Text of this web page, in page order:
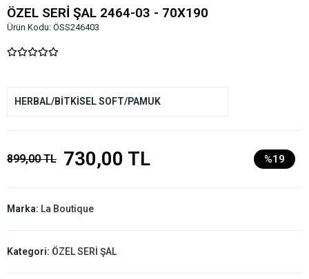
ÖZEL SERİ ŞAL 2464-03 - 70X190
Ürün Kodu: ÖSS246403
HERBAL/BİTKİSEL SOFT/PAMUK
899,00 TL 730,00 TL %19
Marka: La Boutique
Kategori: ÖZEL SERİ ŞAL